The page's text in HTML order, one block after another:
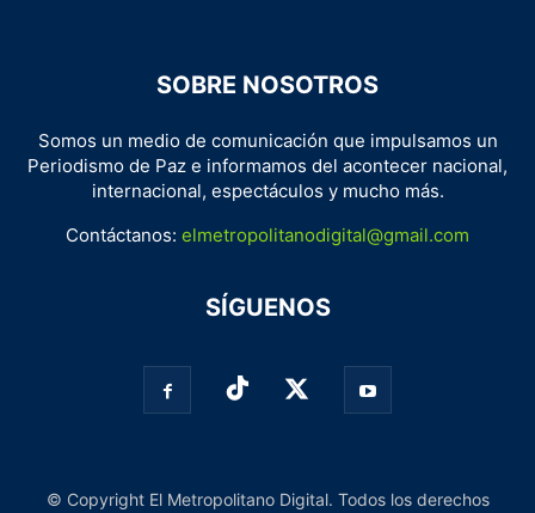
SOBRE NOSOTROS
Somos un medio de comunicación que impulsamos un
Periodismo de Paz e informamos del acontecer nacional,
internacional, espectáculos y mucho más.
Contáctanos: elmetropolitanodigital@gmail.com
SÍGUENOS
© Copyright El Metropolitano Digital. Todos los derechos